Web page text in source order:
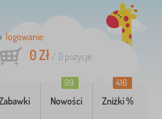
logowanie
0 Zł/ 0 pozycje
Nowości
99
Zniżki %
416